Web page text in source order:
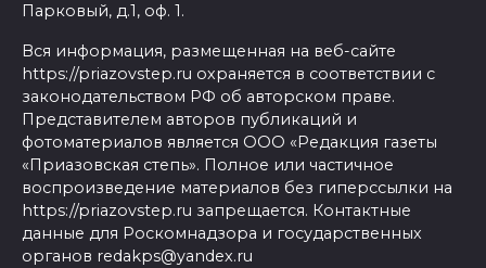
Парковый, д.1, оф. 1.
Вся информация, размещенная на веб-сайте
https://priazovstep.ru охраняется в соответствии с
законодательством РФ об авторском праве.
Представителем авторов публикаций и
фотоматериалов является ООО «Редакция газеты
«Приазовская степь». Полное или частичное
воспроизведение материалов без гиперссылки на
https://priazovstep.ru запрещается. Контактные
данные для Роскомнадзора и государственных
органов redakps@yandex.ru